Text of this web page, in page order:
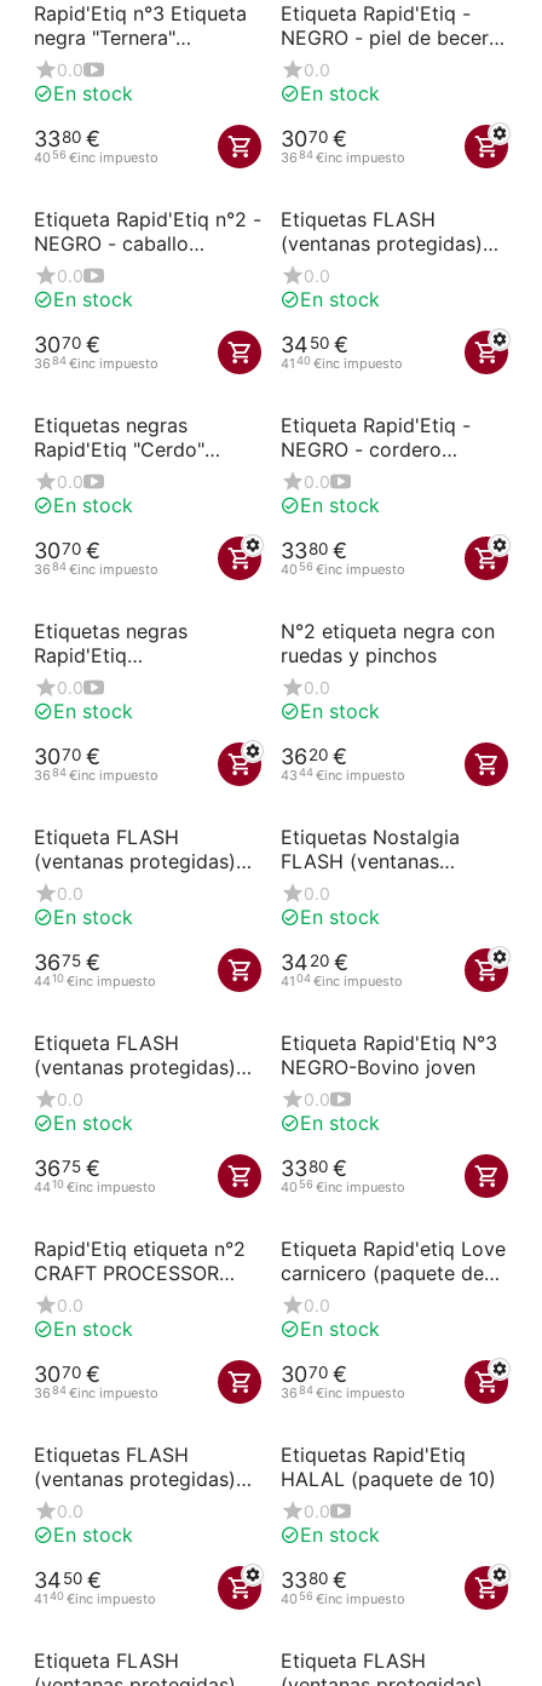
Rapid'Etiq n°3 Etiqueta
negra "Ternera"
(paquete de 10)
0.0
En stock
3380 €
40 56 €inc impuesto
Etiqueta Rapid'Etiq -
NEGRO - piel de becerro
(paquete de 10)
0.0
En stock
3070 €
3684€inc impuesto
Etiqueta Rapid'Etiq n°2 -
NEGRO - caballo
(paquete de 10)
0.0
En stock
3070 €
3684€inc impuesto
Etiquetas FLASH
(ventanas protegidas)
Charcutería Logo Or
N°2 à roues (paquete de
0.0
En stock
3450 €
4140€inc impuesto
Etiquetas negras
Rapid'Etiq "Cerdo"
(paquete de 10)
0.0
En stock
3070 €
3684€inc impuesto
Etiqueta Rapid'Etiq -
NEGRO - cordero
(paquete de 10)
0.0
En stock
3380 €
40 56 €inc impuesto
Etiquetas negras
Rapid'Etiq
"AVICULTURA" (paquete
de 10)
0.0
En stock
3070 €
3684€inc impuesto
N°2 etiqueta negra con
ruedas y pinchos
0.0
En stock
3620 €
4344€inc impuesto
Etiqueta FLASH
(ventanas protegidas)
negra n°2 "Alérgenos"
con ruedas y pincho
unidades)
0.0
En stock
3675 €
4410€inc impuesto
Etiquetas Nostalgia
FLASH (ventanas
protegidas) con ruedas
y pinchos (paquete de
0.0
En stock
3420 €
4104€inc impuesto
Etiqueta FLASH
(ventanas protegidas)
blanca nº 2 con
alérgenos con ruedas y
0.0
En stock
3675 €
4410€inc impuesto
Etiqueta Rapid'Etiq N°3
NEGRO-Bovino joven
0.0
En stock
3380 €
40 56 €inc impuesto
Rapid'Etiq etiqueta n°2
CRAFT PROCESSOR
(paquete de 10
unidades)
0.0
En stock
3070 €
3684€inc impuesto
Etiqueta Rapid'etiq Love
carnicero (paquete de
10)0.0
En stock
3070 €
3684€inc impuesto
Etiquetas FLASH
(ventanas protegidas)
Catering Logo Or N°2 à
roues (paquete de 10)
0.0
En stock
3450 €
4140€inc impuesto
Etiquetas Rapid'Etiq
HALAL (paquete de 10)
0.0
En stock
3380 €
40 56 €inc impuesto
Etiqueta FLASH
Etiqueta FLASH